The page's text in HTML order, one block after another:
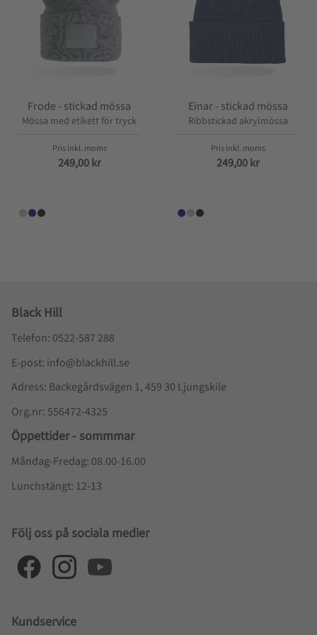
Frode - stickad mössa
Mössa med etikett för tryck
249,00kr
Einar - stickad mössa
Ribbstickad akrylmössa
249,00kr
Black Hill
Telefon: 0522-587 288
E-post: info@blackhill.se
Adress: Backegårdsvägen 1, 459 30 Ljungskile
Org.nr: 556472-4325
Öppettider - sommmar
Måndag-Fredag: 08.00-16.00
Lunchstängt: 12-13
Följ oss på sociala medier
Kundservice